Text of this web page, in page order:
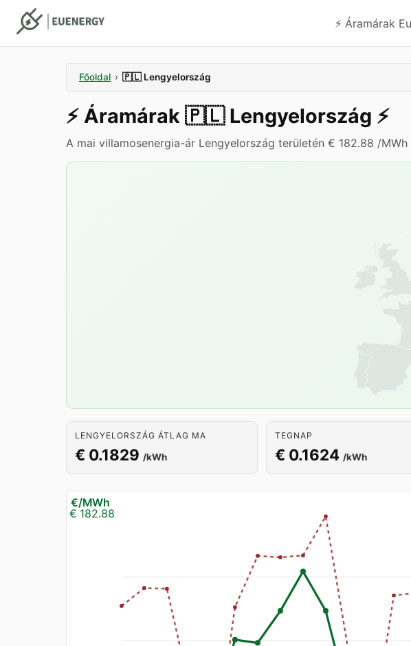
⚡️ Áramárak
Főoldal › 🇵🇱 Lengyelország
⚡️ Áramárak 🇵🇱 Lengyelország ⚡️
A mai villamosenergia-ár Lengyelország területén € 182.88 /
LENGYELORSZÁG ÁTLAG MA
€ 0.1829 /kWh
TEGNAP
€ 0.1624 /kWh
€ 182.88
€/MWh